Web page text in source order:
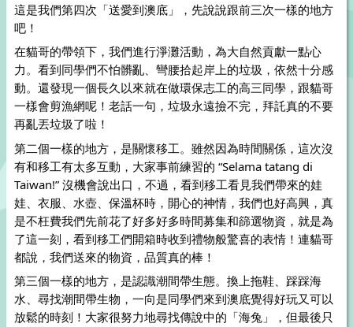
這是我們第四次「送愛到澳底」，先說說跟前三次一樣的地方
吧！
在貓哥的帶領下，我們進行淨灘活動，為大自然貢獻一點心
力。看到同學們不怕髒亂、彎腰拾起岸上的垃圾，依然十分感
動。還發現一個長久以來就在做環保志工的高三同學，跟貓哥
一樣會剪漁網呢！老話一句，垃圾永遠撿不完，拜託真的不要
再亂丟垃圾了啦！
第二個一樣的地方，是關懷移工。雖然因為時間關係，這次沒
有和移工有太多互動，大家事前練習的 “Selama tatang di
Taiwan!” 沒機會說出口，不過，看到移工看見我們帶來的娃
娃、衣服、水壺、保溫杯時，開心的神情，我們也好高興，真
是不枉費我們先前花了好多好多時間募集和篩選物資，就是為
了這一刻，看到移工們開箱時收到禮物般驚喜的表情！連貓哥
都說，我們送來的物資，品質真的棒！
第三個一樣的地方，是認識潮間帶生態。換上拖鞋、踩踩海
水、尋找潮間帶生物，一向是同學們來到澳底覺得好玩又可以
放鬆的時刻！大家很努力地尋找傳說中的「海兔」，但最後只